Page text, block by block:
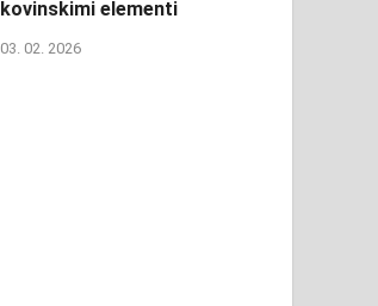
kovinskimi elementi
03. 02. 2026